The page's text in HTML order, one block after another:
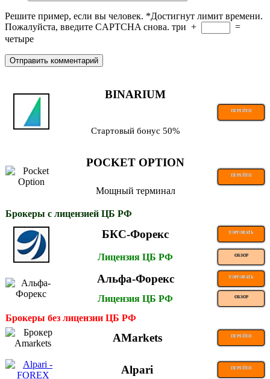
Решите пример, если вы человек. *Достигнут лимит времени.
Пожалуйста, введите CAPTCHA снова. три +
=
четыре
BINARIUM
ПЕРЕЙТИ
Стартовый бонус 50%
POCKET OPTION
ПЕРЕЙТИ
Мощный терминал
Брокеры с лицензией ЦБ РФ
БКС-Форекс ТОРГОВАТЬ
Лицензия ЦБ РФ ОБЗОР
Альфа-Форекс ТОРГОВАТЬ
Лицензия ЦБ РФ ОБЗОР
Брокеры без лицензии ЦБ РФ
AMarkets ПЕРЕЙТИ
Alpari ПЕРЕЙТИ